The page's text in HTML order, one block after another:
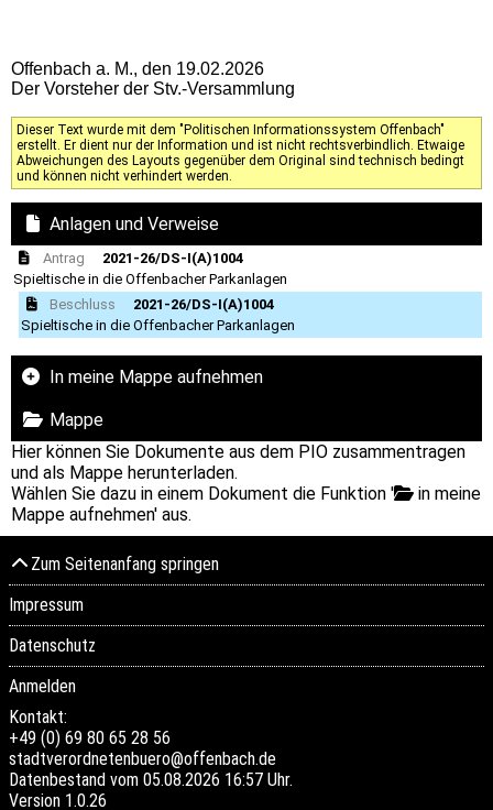
Offenbach a. M., den 19.02.2026
Der Vorsteher der Stv.-Versammlung
Dieser Text wurde mit dem "Politischen Informationssystem Offenbach"
erstellt. Er dient nur der Information und ist nicht rechtsverbindlich. Etwaige
Abweichungen des Layouts gegenüber dem Original sind technisch bedingt
und können nicht verhindert werden.
Anlagen und Verweise
Antrag
2021-26/DS-I(A)1004
Spieltische in die Offenbacher Parkanlagen
Beschluss
2021-26/DS-I(A)1004
Spieltische in die Offenbacher Parkanlagen
In meine Mappe aufnehmen
Mappe
Hier können Sie Dokumente aus dem PIO zusammentragen
und als Mappe herunterladen.
Wählen Sie dazu in einem Dokument die Funktion '
in meine
Mappe aufnehmen' aus.
Zum Seitenanfang springen
Impressum
Datenschutz
Anmelden
Kontakt:
+49 (0) 69 80 65 28 56
stadtverordnetenbuero@offenbach.de
Datenbestand vom 05.08.2026 16:57 Uhr.
Version 1.0.26